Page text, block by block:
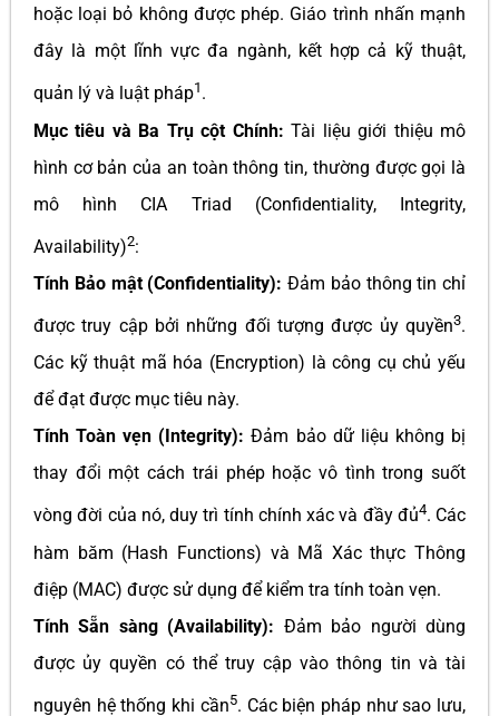
hoặc loại bỏ không được phép. Giáo trình nhấn mạnh
đây là một lĩnh vực đa ngành, kết hợp cả kỹ thuật,
quản lý và luật pháp1 .
Mục tiêu và Ba Trụ cột Chính: Tài liệu giới thiệu mô
hình cơ bản của an toàn thông tin, thường được gọi là
mô hình CIA Triad (Confidentiality, Integrity,
Availability)2:
Tính Bảo mật (Confidentiality): Đảm bảo thông tin chỉ
được truy cập bởi những đối tượng được ủy quyền3.
Các kỹ thuật mã hóa (Encryption) là công cụ chủ yếu
để đạt được mục tiêu này.
Tính Toàn vẹn (Integrity): Đảm bảo dữ liệu không bị
thay đổi một cách trái phép hoặc vô tình trong suốt
vòng đời của nó, duy trì tính chính xác và đầy đủ4. Các
hàm băm (Hash Functions) và Mã Xác thực Thông
điệp (MAC) được sử dụng để kiểm tra tính toàn vẹn.
Tính Sẵn sàng (Availability): Đảm bảo người dùng
được ủy quyền có thể truy cập vào thông tin và tài
nguyên hệ thống khi cần5. Các biện pháp như sao lưu,